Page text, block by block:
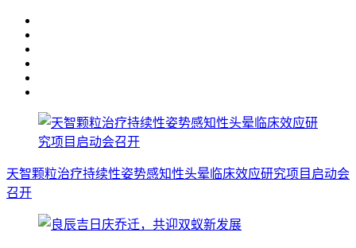
天智颗粒治疗持续性姿势感知性头晕临床效应研究项目启动会
召开